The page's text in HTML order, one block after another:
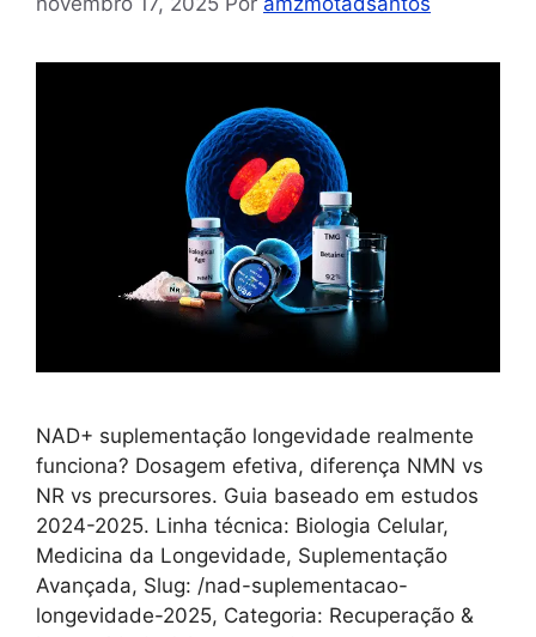
NAD+ suplementação longevidade realmente
funciona? Dosagem efetiva, diferença NMN vs
NR vs precursores. Guia baseado em estudos
2024-2025. Linha técnica: Biologia Celular,
Medicina da Longevidade, Suplementação
Avançada, Slug: /nad-suplementacao-
longevidade-2025, Categoria: Recuperação &